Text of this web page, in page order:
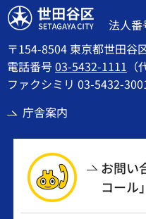
世田谷区
法人番
〒154-8504 東京都世田谷
電話番号03-5432-1111 （
ファクシミリ 03-5432-
庁舎案内
お問い
コール」